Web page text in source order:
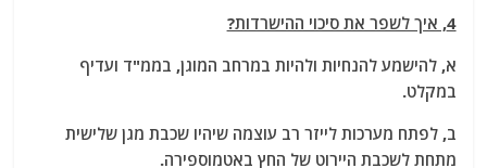
4, איך לשפר את סיכוי ההישרדות?
א, להישמע להנחיות ולהיות במרחב המוגן, בממ"ד ועדיף
במקלט.
ב, לפתח מערכות לייזר רב עוצמה שיהיו שכבת מגן שלישית
מתחת לשכבת היירוט של החץ באטמוספירה.